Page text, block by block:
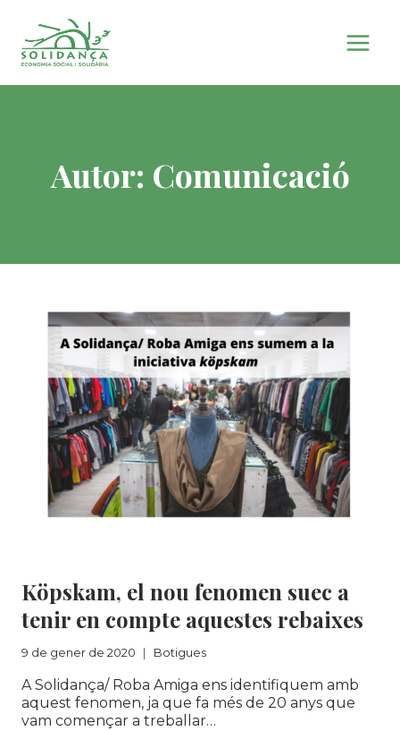
contingut
Autor: Comunicació
Köpskam, el nou fenomen suec a
tenir en compte aquestes rebaixes
9 de gener de 2020 Botigues
A Solidança/ Roba Amiga ens identifiquem amb
aquest fenomen, ja que fa més de 20 anys que
vam començar a treballar…